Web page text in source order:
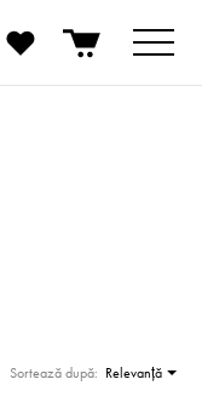
Sortează după: Relevanţă